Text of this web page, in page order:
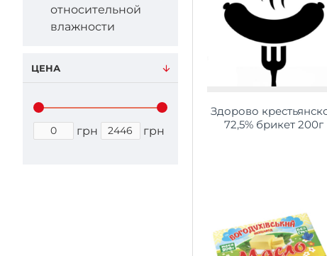
относительной
влажности
ЦЕНА
грн грн
Здорово
72,5% брикет 200г